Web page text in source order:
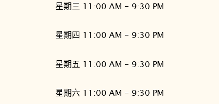
星期三 11:00 AM – 9:30 PM
星期四 11:00 AM – 9:30 PM
星期五 11:00 AM – 9:30 PM
星期六 11:00 AM – 9:30 PM